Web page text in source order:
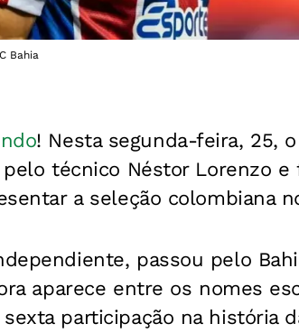
Bahia
! Nesta segunda-feira, 25, o
o técnico Néstor Lorenzo e
a seleção colombiana
passou pelo
aparece entre os nomes
participação na história